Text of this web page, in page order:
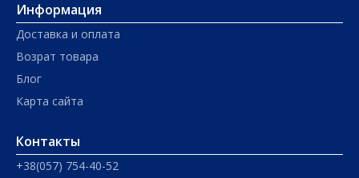
Информация
Доставка и оплата
Возрат товара
Блог
Карта сайта
Контакты
+38(057) 754-40-52